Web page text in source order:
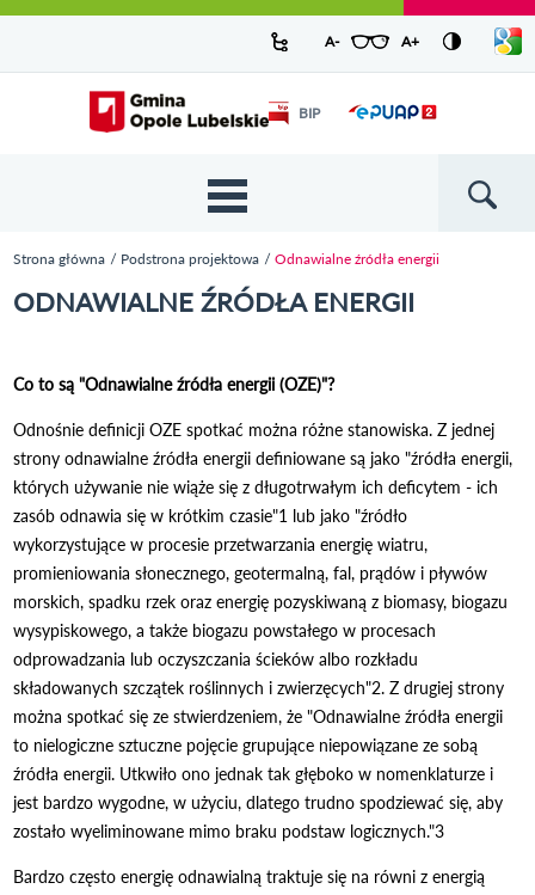
do
mapy
strony
do
menu
wyszukiwarki
ścieżki
nawigacyjnej
kategorii
aktualności
do
treści
kalendarza
wydarzeń
do
galerii
zdjęć
do
stopki
Urząd Miejski w Opolu Lubelskim -
oficjalny serwis
A-pomniejsz czcionkę
Zresetuj czcionkę
A+powiększ czcionkę
listę
Przejdź do strony startowej
BIPOdnośnik
{{
menu'
| t }}
Strona główna Podstrona projektowa Odnawialne źródła energii
ODNAWIALNE ŹRÓDŁA ENERGII
Co to są "Odnawialne źródła energii (OZE)"?
Odnośnie definicji OZE spotkać można różne stanowiska. Z jednej
strony odnawialne źródła energii definiowane są jako "źródła energii,
których używanie nie wiąże się z długotrwałym ich deficytem - ich
zasób odnawia się w krótkim czasie"1 lub jako "źródło
wykorzystujące w procesie przetwarzania energię wiatru,
promieniowania słonecznego, geotermalną, fal, prądów i pływów
morskich, spadku rzek oraz energię pozyskiwaną z biomasy, biogazu
wysypiskowego, a także biogazu powstałego w procesach
odprowadzania lub oczyszczania ścieków albo rozkładu
składowanych szczątek roślinnych i zwierzęcych"2. Z drugiej strony
można spotkać się ze stwierdzeniem, że "Odnawialne źródła energii
to nielogiczne sztuczne pojęcie grupujące niepowiązane ze sobą
źródła energii. Utkwiło ono jednak tak głęboko w nomenklaturze i
jest bardzo wygodne, w użyciu, dlatego trudno spodziewać się, aby
zostało wyeliminowane mimo braku podstaw logicznych."3
Bardzo często energię odnawialną traktuje się na równi z energią